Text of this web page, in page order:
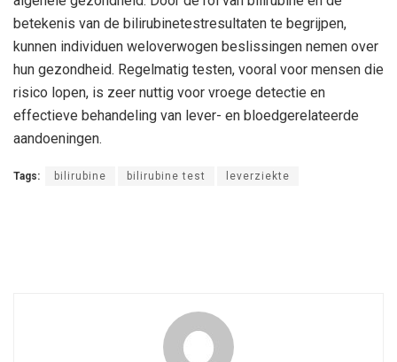
betekenis van de bilirubinetestresultaten te begrijpen,
kunnen individuen weloverwogen beslissingen nemen over
hun gezondheid. Regelmatig testen, vooral voor mensen die
risico lopen, is zeer nuttig voor vroege detectie en
effectieve behandeling van lever- en bloedgerelateerde
aandoeningen.
Tags: bilirubine bilirubine test leverziekte